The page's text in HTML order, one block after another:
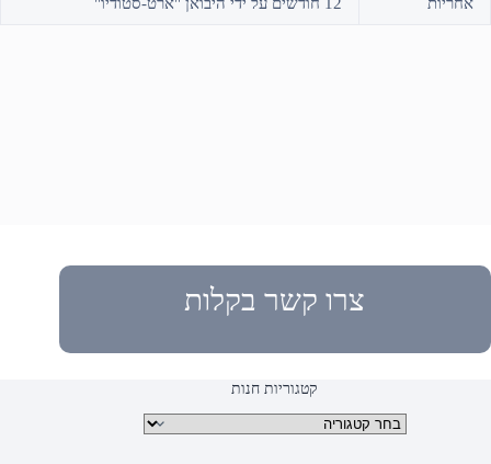
אחריות 12 חודשים על ידי היבואן "ארט-סטודיו"
צרו קשר בקלות
קטגוריות חנות
קטגוריות מוצרים